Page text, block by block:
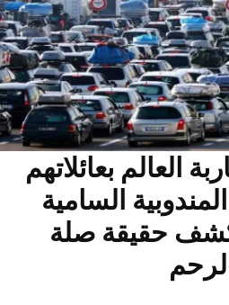
العالم بعائلاتهم
السامية
حقيقة صلة
الرحم